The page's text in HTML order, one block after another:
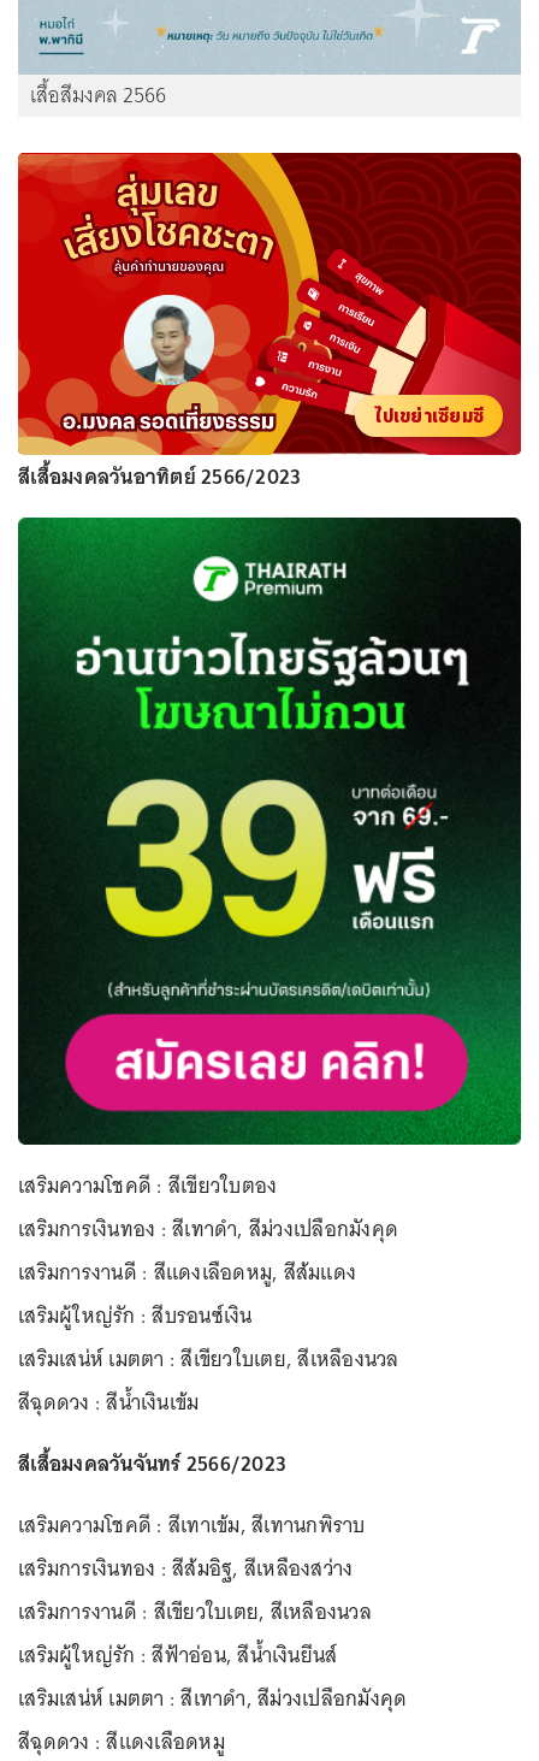
เสื้อสีมงคล 2566
ไปเขย่าเซียมซี
สีเสื้อมงคลวันอาทิตย์ 2566/2023
เสริมความโชคดี : สีเขียวใบตอง
เสริมการเงินทอง : สีเทาดำ, สีม่วงเปลือกมังคุด
เสริมการงานดี : สีแดงเลือดหมู, สีส้มแดง
เสริมผู้ใหญ่รัก : สีบรอนซ์เงิน
เสริมเสน่ห์ เมตตา : สีเขียวใบเตย, สีเหลืองนวล
สีฉุดดวง : สีน้ำเงินเข้ม
สีเสื้อมงคลวันจันทร์ 2566/2023
เสริมความโชคดี : สีเทาเข้ม, สีเทานกพิราบ
เสริมการเงินทอง : สีส้มอิฐ, สีเหลืองสว่าง
เสริมการงานดี : สีเขียวใบเตย, สีเหลืองนวล
เสริมผู้ใหญ่รัก : สีฟ้าอ่อน, สีน้ำเงินยีนส์
เสริมเสน่ห์ เมตตา : สีเทาดำ, สีม่วงเปลือกมังคุด
สีฉุดดวง : สีแดงเลือดหมู